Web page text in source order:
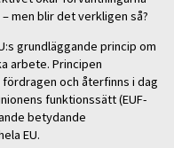
men blir det verkligen så?
grundläggande princip om
arbete. Principen
och återfinns i dag
funktionssätt (EUF-
betydande
EU.